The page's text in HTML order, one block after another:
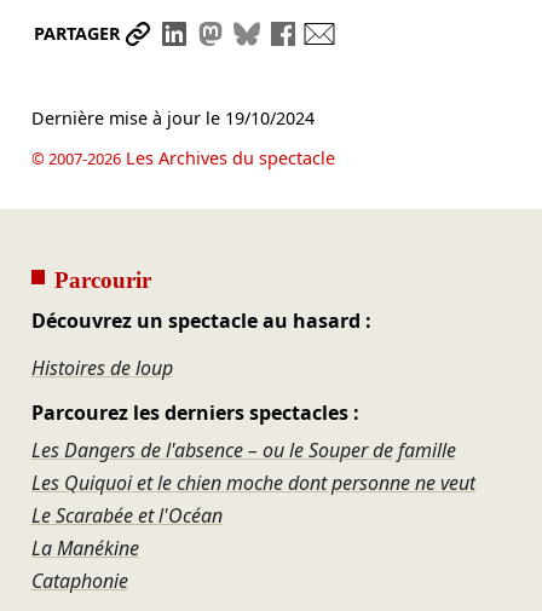
PARTAGER Partager le lien
Partager sur LinkedIn
Partager sur Mastodon
Partager sur Bluesky
Partager sur Facebook
Dernière mise à jour le 19/10/2024
© 2007-2026Les Archives du spectacle
Parcourir
Découvrez un spectacle au hasard :
Histoires de loup
Parcourez les derniers spectacles :
Les Dangers de l'absence – ou le Souper de famille
Les Quiquoi et le chien moche dont personne ne veut
Le Scarabée et l'Océan
La Manékine
Cataphonie